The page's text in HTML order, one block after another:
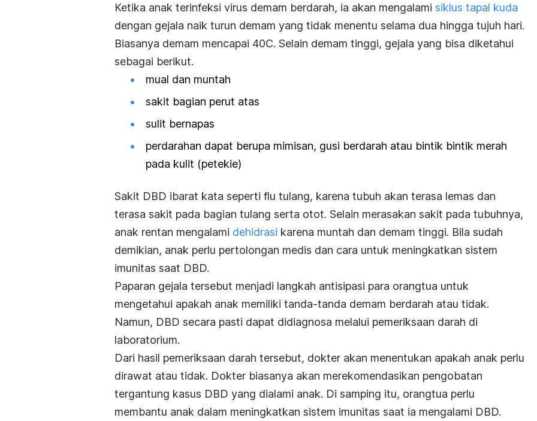
Ketika anak terinfeksi virus demam berdarah, ia akan mengalami siklus tapal kuda
dengan gejala naik turun demam yang tidak menentu selama dua hingga tujuh hari.
Biasanya demam mencapai 40C. Selain demam tinggi, gejala yang bisa diketahui
sebagai berikut.
mual dan muntah
sakit bagian perut atas
sulit bernapas
perdarahan dapat berupa mimisan, gusi berdarah atau bintik bintik merah
pada kulit (petekie)
Sakit DBD ibarat kata seperti flu tulang, karena tubuh akan terasa lemas dan
terasa sakit pada bagian tulang serta otot. Selain merasakan sakit pada tubuhnya,
anak rentan mengalami dehidrasi karena muntah dan demam tinggi. Bila sudah
demikian, anak perlu pertolongan medis dan cara untuk meningkatkan sistem
imunitas saat DBD.
Paparan gejala tersebut menjadi langkah antisipasi para orangtua untuk
mengetahui apakah anak memiliki tanda-tanda demam berdarah atau tidak.
Namun, DBD secara pasti dapat didiagnosa melalui pemeriksaan darah di
laboratorium.
Dari hasil pemeriksaan darah tersebut, dokter akan menentukan apakah anak perlu
dirawat atau tidak. Dokter biasanya akan merekomendasikan pengobatan
tergantung kasus DBD yang dialami anak. Di samping itu, orangtua perlu
membantu anak dalam meningkatkan sistem imunitas saat ia mengalami DBD.